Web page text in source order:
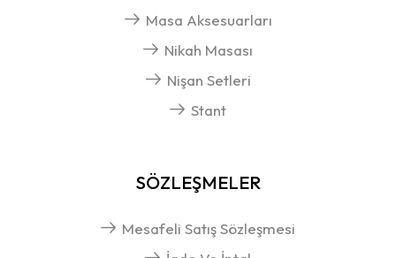
Masa Aksesuarları
Nikah Masası
Nişan Setleri
Stant
SÖZLEŞMELER
Mesafeli Satış Sözleşmesi